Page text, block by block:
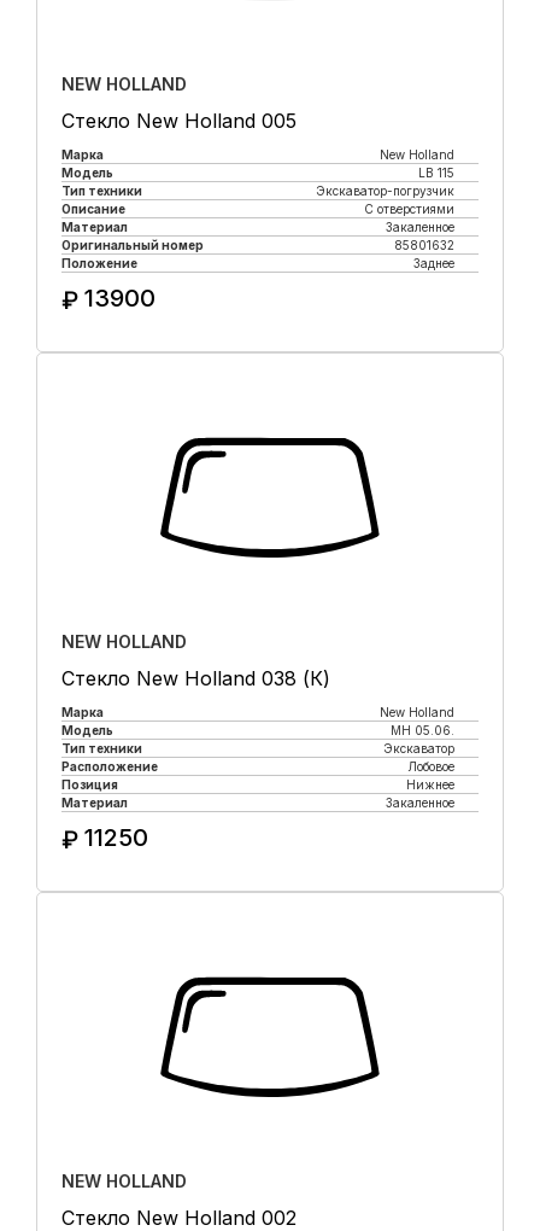
NEW HOLLAND
Стекло New Holland 005
Марка
New Holland
Модель
LB 115
Тип техники
Экскаватор-погрузчик
Описание
С отверстиями
Материал
Закаленное
Оригинальный номер
85801632
Положение
Заднее
₽ 13900
NEW HOLLAND
Стекло New Holland 038 (К)
Марка
New Holland
Модель
MH 05.06.
Тип техники
Экскаватор
Расположение
Лобовое
Позиция
Нижнее
Материал
Закаленное
₽ 11250
NEW HOLLAND
Стекло New Holland 002